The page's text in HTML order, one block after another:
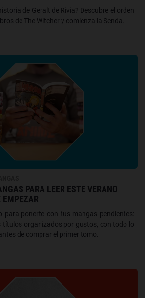
de Geralt de Rivia? Descubre el orden
de The Witcher y comienza la Senda.
PARA LEER ESTE VERANO
EMPEZAR
para ponerte con tus mangas pendientes:
títulos organizados por gustos, con todo lo
de comprar el primer tomo.